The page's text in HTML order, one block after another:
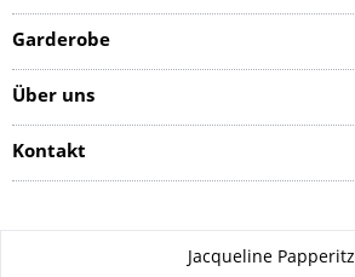
Garderobe
Über uns
Kontakt
Zu dieser SeiteJacqueline Papperitz